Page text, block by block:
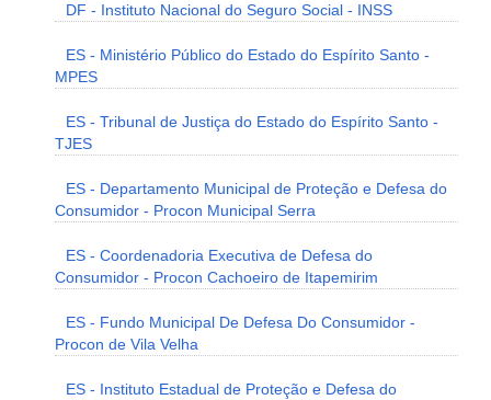
DF - Instituto Nacional do Seguro Social - INSS
ES - Ministério Público do Estado do Espírito Santo -
MPES
ES - Tribunal de Justiça do Estado do Espírito Santo -
TJES
ES - Departamento Municipal de Proteção e Defesa do
Consumidor - Procon Municipal Serra
ES - Coordenadoria Executiva de Defesa do
Consumidor - Procon Cachoeiro de Itapemirim
ES - Fundo Municipal De Defesa Do Consumidor -
Procon de Vila Velha
ES - Instituto Estadual de Proteção e Defesa do